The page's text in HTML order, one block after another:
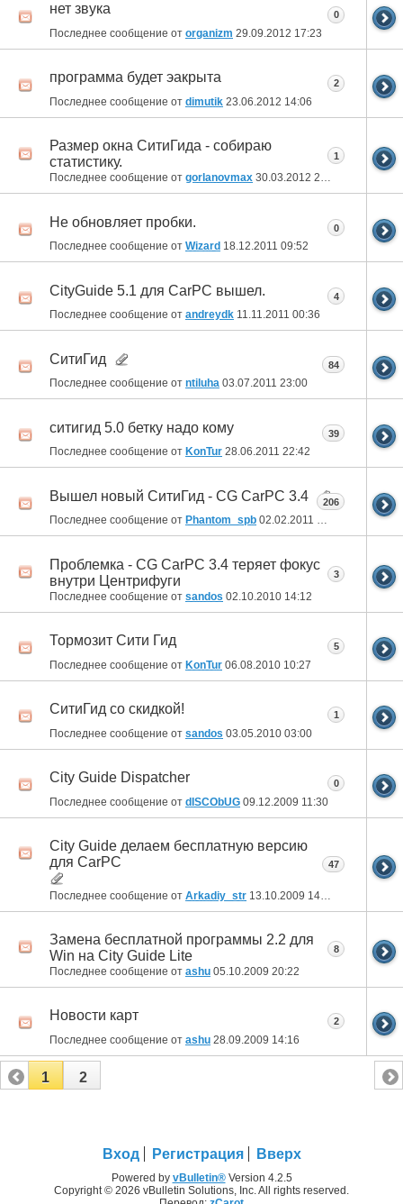
нет звука
Последнее сообщение от organizm 29.09.2012 17:23
0
программа будет эакрыта
Последнее сообщение от dimutik 23.06.2012 14:06
2
Размер окна СитиГида - собираю
статистику.
Последнее сообщение от gorlanovmax 30.03.2012 23:10
1
Не обновляет пробки.
Последнее сообщение от Wizard 18.12.2011 09:52
0
CityGuide 5.1 для CarPC вышел.
Последнее сообщение от andreydk 11.11.2011 00:36
4
СитиГид
Последнее сообщение от ntiluha 03.07.2011 23:00
84
ситигид 5.0 бетку надо кому
Последнее сообщение от KonTur 28.06.2011 22:42
39
Вышел новый СитиГид - CG CarPC 3.4
Последнее сообщение от Phantom_spb 02.02.2011 16:58
206
Проблемка - CG CarPC 3.4 теряет фокус
внутри Центрифуги
Последнее сообщение от sandos 02.10.2010 14:12
3
Тормозит Сити Гид
Последнее сообщение от KonTur 06.08.2010 10:27
5
СитиГид со скидкой!
Последнее сообщение от sandos 03.05.2010 03:00
1
City Guide Dispatcher
Последнее сообщение от dISCObUG 09.12.2009 11:30
0
City Guide делаем бесплатную версию
для CarPC
Последнее сообщение от Arkadiy_str 13.10.2009 14:56
47
Замена бесплатной программы 2.2 для
Win на City Guide Lite
Последнее сообщение от ashu 05.10.2009 20:22
8
Новости карт
Последнее сообщение от ashu 28.09.2009 14:16
2
1 2
Вход Регистрация Вверх
Powered by vBulletin®Version 4.2.5
Copyright © 2026 vBulletin Solutions, Inc. All rights reserved.